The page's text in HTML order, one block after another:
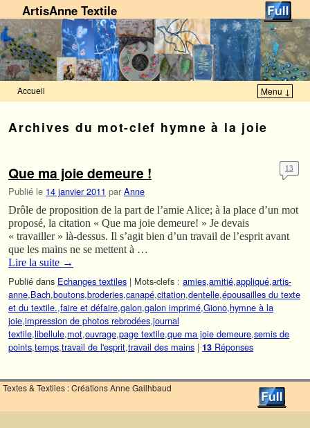
ArtisAnne Textile
Accueil Menu ↓
Archives du mot-clef hymne à la joie
Que ma joie demeure !
Publié le 14 janvier 2011 par Anne
13
Drôle de proposition de la part de l’amie Alice; à la place d’un mot
proposé, la citation « Que ma joie demeure! » Je devais
« travailler » là-dessus. Il s’agit bien d’un travail de l’esprit avant
que les mains ne se mettent à …
Lire la suite →
Publié dans Echanges textiles | Mots-clefs : amies,amitié,appliqué,artis-
anne,Bach,boutons,broderies,canapé,citation,dentelle,épousailles du texte
et du textile.,faire et défaire,galon,galon imprimé,Giono,hymne à la
joie,impression de photos rebrodées,journal
textile,libellule,mot,ouvrage,page textile,que ma joie demeure,semis de
points,temps,travail de l'esprit,travail des mains | 13 Réponses
Textes & Textiles : Créations Anne Gailhbaud